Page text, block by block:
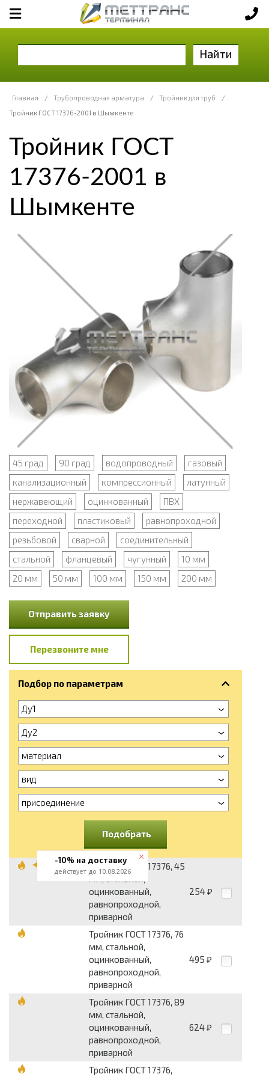
Найти
Главная / Трубопроводная арматура / Тройник для труб
/
Тройник ГОСТ 17376-2001 в Шымкенте
Тройник ГОСТ
17376-2001 в
Шымкенте
45 град 90 град водопроводный
газовый
канализационный
компрессионный
латунный
нержавеющий
оцинкованный
ПВХ
переходной
пластиковый
равнопроходной
резьбовой
сварной
соединительный
стальной
фланцевый чугунный
10 мм
20 мм
50 мм 100 мм 150 мм 200 мм
Отправить заявку
Перезвоните мне
Подбор по параметрам
Ду1
Ду2
материал
вид
присоединение
Подобрать
Тройник ГОСТ 17376, 45
мм, стальной,
оцинкованный,
равнопроходной,
приварной
254 ₽
Тройник ГОСТ 17376, 76
мм, стальной,
оцинкованный,
равнопроходной,
приварной
495 ₽
Тройник ГОСТ 17376, 89
мм, стальной,
оцинкованный,
равнопроходной,
приварной
624 ₽
Тройник ГОСТ 17376,
-10% на доставку
действует до 10.08.2026